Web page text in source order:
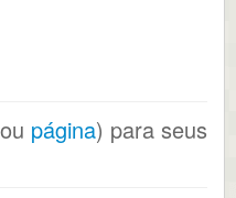
página) para seus